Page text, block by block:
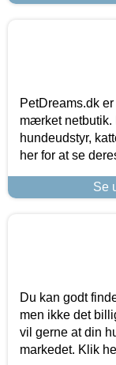
PetDreams.dk
mærket netbutik.
hundeudstyr,
her for at se
Se
Du kan godt
men ikke det
vil gerne at din
markedet. Klik